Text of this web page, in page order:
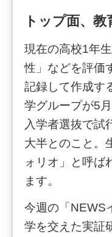
トップ面、教
現在の高校1年
性」などを評価
記録して作成す
学グループが5
入学者選抜で試
大半とのこと。
ォリオ」と呼ば
ます。
今週の「NEWS
学を交えた実証